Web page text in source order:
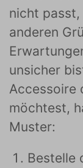
nicht
anderen
unsicher
Accessoire
möchtest,
Muster:
Bestelle